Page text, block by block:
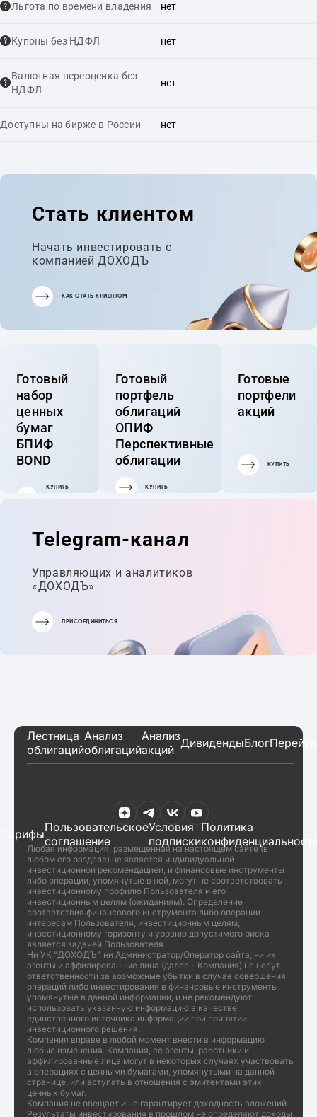
Льгота по времени владения нет
Купоны без НДФЛ нет
Валютная переоценка без
НДФЛ
нет
Доступны на бирже в России нет
Стать клиентом
Начать инвестировать с
компанией ДОХОДЪ
КАК СТАТЬ КЛИЕНТОМ
Готовый
набор
ценных
бумаг
БПИФ
BOND
КУПИТЬ
Готовый
портфель
облигаций
ОПИФ
Перспективные
облигации
КУПИТЬ
Готовые
портфели
акций
КУПИТЬ
Telegram-канал
Управляющих и аналитиков
«ДОХОДЪ»
ПРИСОЕДИНИТЬСЯ
Лестница
облигаций
Анализ
облигаций
Анализ
акций ДивидендыБлог
ТарифыПользовательское
соглашение
Условия
подписки
Политика
Любая информация, размещенная на настоящем сайте (в
любом его разделе) не является индивидуальной
инвестиционной рекомендацией, и финансовые инструменты
либо операции, упомянутые в ней, могут не соответствовать
инвестиционному профилю Пользователя и его
инвестиционным целям (ожиданиям). Определение
соответствия финансового инструмента либо операции
интересам Пользователя, инвестиционным целям,
инвестиционному горизонту и уровню допустимого риска
является задачей Пользователя.
Ни УК "ДОХОДЪ" ни Администратор/Оператор сайта, ни их
агенты и аффилированные лица (далее - Компания) не несут
ответственности за возможные убытки в случае совершения
операций либо инвестирования в финансовые инструменты,
упомянутые в данной информации, и не рекомендуют
использовать указанную информацию в качестве
единственного источника информации при принятии
инвестиционного решения.
Компания вправе в любой момент внести в информацию
любые изменения. Компания, ее агенты, работники и
аффилированные лица могут в некоторых случаях участвовать
в операциях с ценными бумагами, упомянутыми на данной
странице, или вступать в отношения с эмитентами этих
ценных бумаг.
Компания не обещает и не гарантирует доходность вложений.
Результаты инвестирования в прошлом не определяют доходы